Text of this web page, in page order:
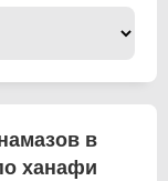
в
ханафи